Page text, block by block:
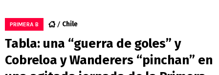
PRIMERA B Chile
Tabla: una “guerra de goles” y
Cobreloa y Wanderers “pinchan” en